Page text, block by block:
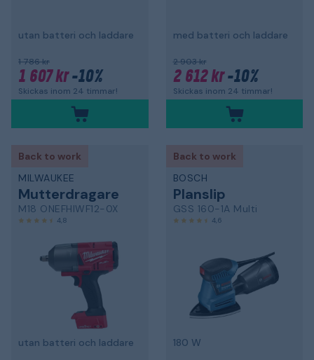
utan batteri och laddare
1 786 kr
1 607 kr-10%
Skickas inom 24 timmar!
med batteri och laddare
2 903 kr
2 612 kr-10%
Skickas inom 24 timmar!
Back to work
MILWAUKEE
Mutterdragare
M18 ONEFHIWF12-0X
4,8
utan batteri och laddare
Back to work
BOSCH
Planslip
GSS 160-1A Multi
4,6
180 W